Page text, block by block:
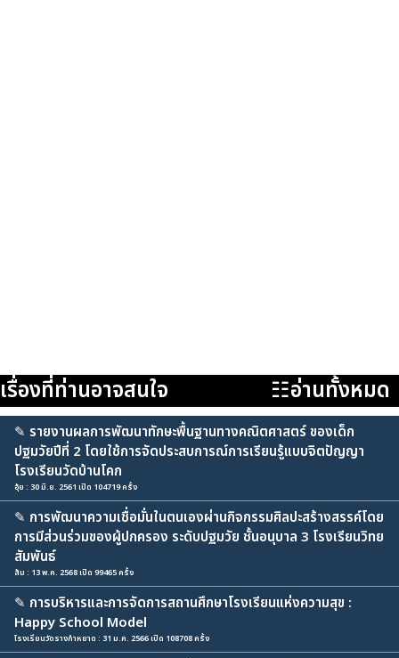
เรื่องที่ท่านอาจสนใจ ☷อ่านทั้งหมด
✎ รายงานผลการพัฒนาทักษะพื้นฐานทางคณิตศาสตร์ ของเด็ก
ปฐมวัยปีที่ 2 โดยใช้การจัดประสบการณ์การเรียนรู้แบบจิตปัญญา
โรงเรียนวัดบ้านโคก
อุ้ย : 30 มิ.ย. 2561 เปิด 104719 ครั้ง
✎ การพัฒนาความเชื่อมั่นในตนเองผ่านกิจกรรมศิลปะสร้างสรรค์โดย
การมีส่วนร่วมของผู้ปกครอง ระดับปฐมวัย ชั้นอนุบาล 3 โรงเรียนวิทย
สัมพันธ์
ส้ม : 13 พ.ค. 2568 เปิด 99465 ครั้ง
✎ การบริหารและการจัดการสถานศึกษาโรงเรียนแห่งความสุข :
Happy School Model
โรงเรียนวัดรางกำหยาด : 31 ม.ค. 2566 เปิด 108708 ครั้ง